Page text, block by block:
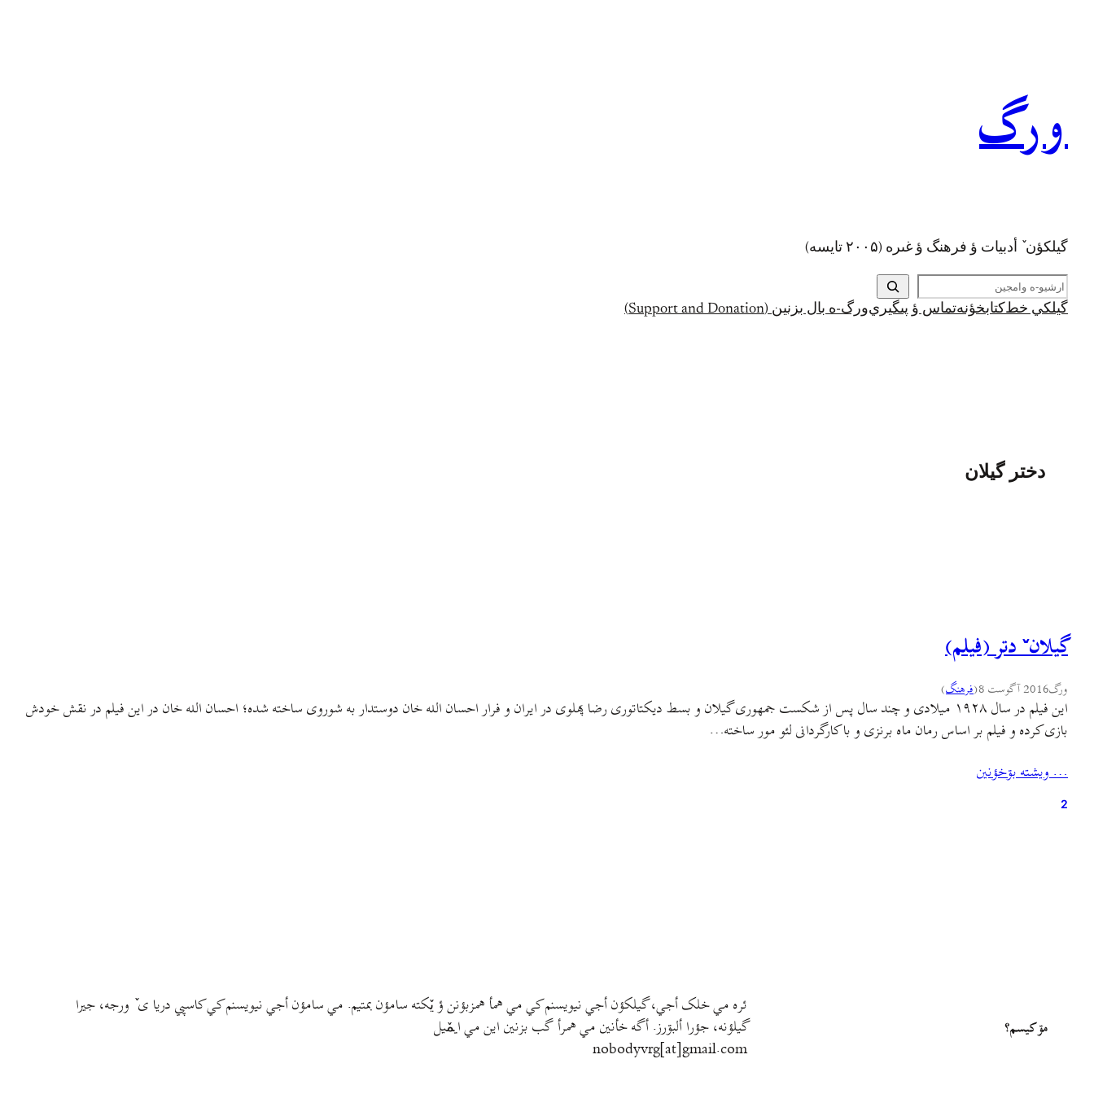
ورگ
گيلکؤن ٚ أدبیات ؤ فرهنگ ؤ غىره (۲۰۰۵ تايسه)
ج
س
تگيلکي خط کتابخؤنهتماس ؤ پىگيريورگ-ه بال بزنين (Support and Donation)
دختر گیلان
گیلانˇ دتر (فیلم)
ورگ2016 آگوست 8 (فرهنگ)
این فیلم در سال ۱۹۲۸ میلادی و چند سال پس از شکست جمهوری گیلان و بسط دیکتاتوری رضا پهلوی در ایران و فرار احسان الله خان دوستدار به شوروی ساخته شده؛ احسان الله خان در این فیلم در نقش خودش
بازی کرده و فیلم بر اساس رمان ماه برنزی و با کارگردانی لئو مور ساخته…
… ويشته بۊخؤنين
2
مۊ کيسم؟
ئره مي خلک أجي، گيلکؤن أجي نيويسنم کي مي همأ همزبؤنن ؤ يٚکته سامؤن بمتيم. مي سامؤن أجي نيويسنم کي کاسپي دريا ی ٚ ورجه، جيرا
گيلؤنه، جؤرا ألبۊرز. أگه خأنين مي همرأ گب بزنين اين مي ايمٚیل‌ ‌
nobodyvrg[at]gmail.com